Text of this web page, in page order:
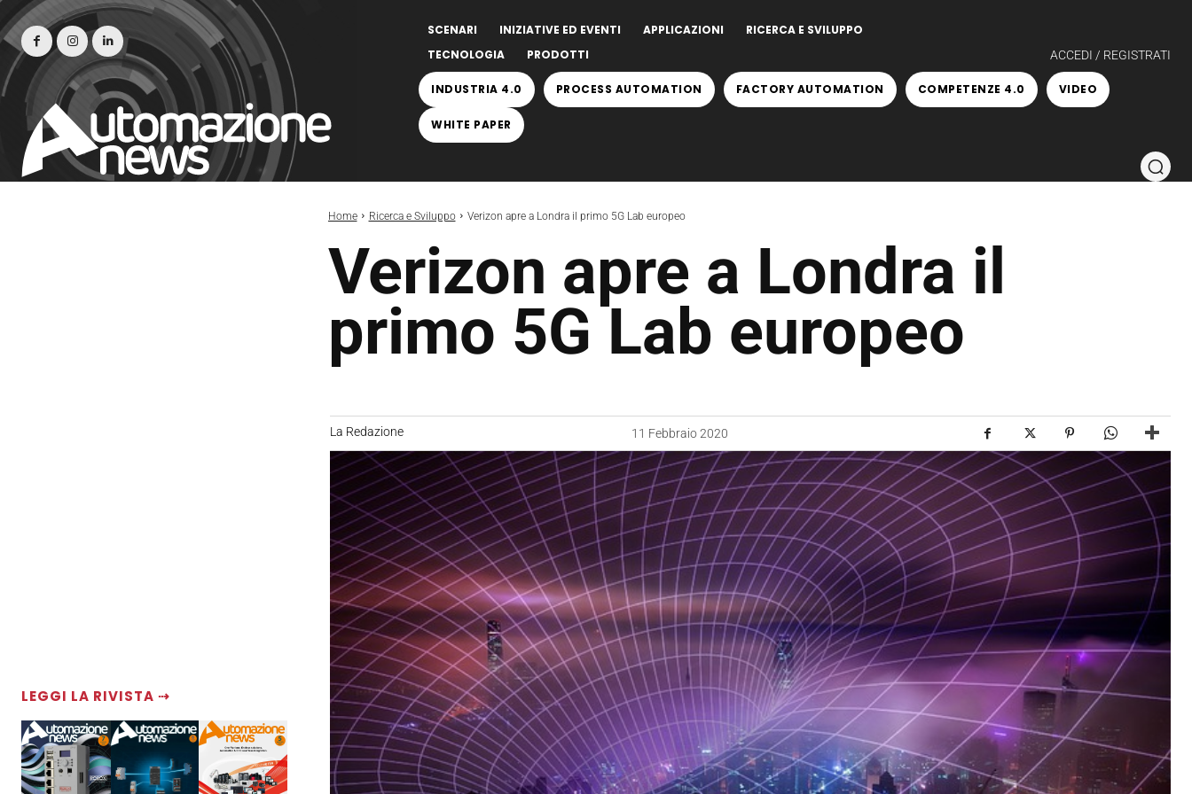
SCENARI INIZIATIVE ED EVENTI APPLICAZIONI
RICERCA E SVILUPPO
TECNOLOGIA
PRODOTTI ACCEDI / REGISTRATI
INDUSTRIA 4.0 PROCESS AUTOMATION FACTORY AUTOMATION COMPETENZE 4.0 VIDEO
WHITE PAPER
Home Ricerca e Sviluppo Verizon apre a Londra il primo 5G Lab europeo
Verizon apre a Londra il
primo 5G Lab europeo
LEGGI LA RIVISTA ⇢
La Redazione 11 Febbraio 2020